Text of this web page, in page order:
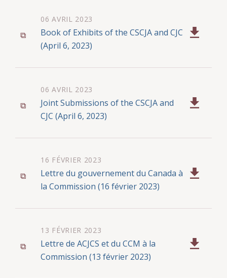
compris le coût de la vie ainsi que la
situation économique et financière
globale du gouvernement;
le rôle de la sécurité financière des
l’indépendance judiciaire;
le besoin de recruter les meilleurs
considère pertinent.
06 AVRIL 2023
Book of Exhibits of the CSCJA and CJC
(April 6, 2023)
06 AVRIL 2023
Joint Submissions of the CSCJA and
CJC (April 6, 2023)
16 FÉVRIER 2023
Lettre du gouvernement du Canada à
la Commission (16 février 2023)
13 FÉVRIER 2023
Lettre de ACJCS et du CCM à la
Commission (13 février 2023)